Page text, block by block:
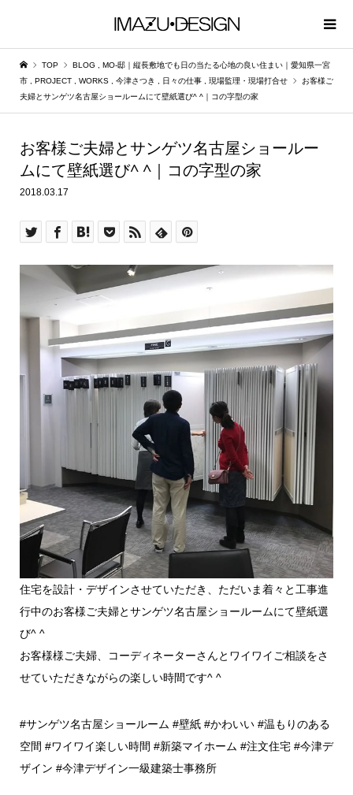
TOP BLOG
MO-邸｜縦長敷地でも日の当たる心地の良い住まい｜愛知県一宮
市
PROJECT WORKS 今津さつき 日々の仕事 現場監理・現場打合せ
お客様ご
夫婦とサンゲツ名古屋ショールームにて壁紙選び^ ^｜コの字型の家
お客様ご夫婦とサンゲツ名古屋ショールー
ムにて壁紙選び^ ^｜コの字型の家
2018.03.17
住宅を設計・デザインさせていただき、ただいま着々と工事進
行中のお客様ご夫婦とサンゲツ名古屋ショールームにて壁紙選
び^ ^
お客様様ご夫婦、コーディネーターさんとワイワイご相談をさ
せていただきながらの楽しい時間です^ ^
#サンゲツ名古屋ショールーム #壁紙 #かわいい #温もりのある
空間 #ワイワイ楽しい時間 #新築マイホーム #注文住宅 #今津デ
ザイン #今津デザイン一級建築士事務所